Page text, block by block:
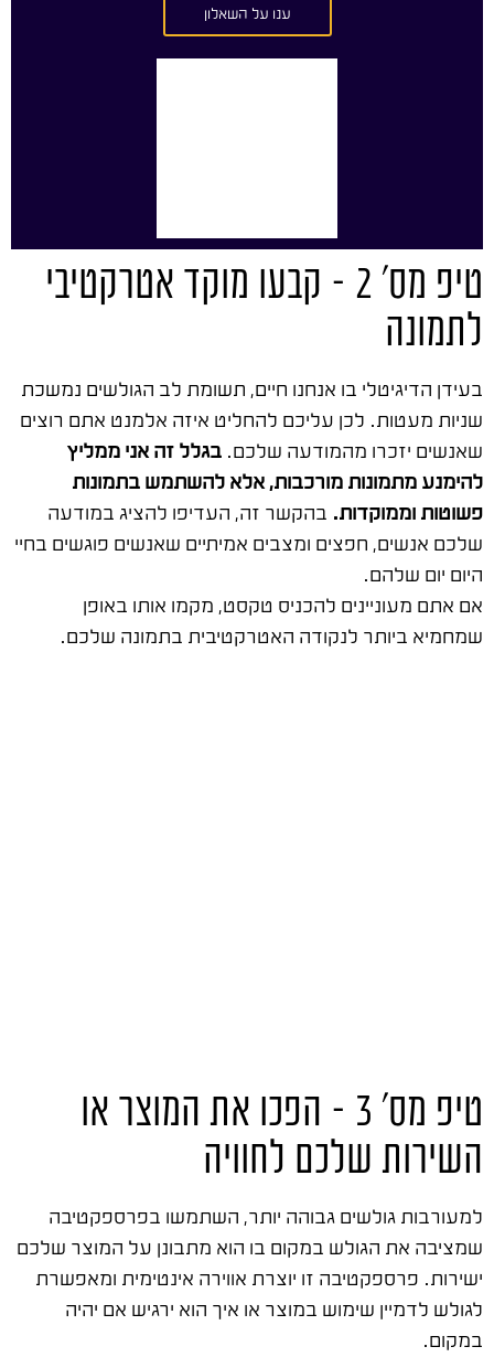
ענו על השאלון
טיפ מס' 2 – קבעו מוקד אטרקטיבי
לתמונה
בעידן הדיגיטלי בו אנחנו חיים, תשומת לב הגולשים נמשכת
שניות מעטות. לכן עליכם להחליט איזה אלמנט אתם רוצים
שאנשים יזכרו מהמודעה שלכם. בגלל זה אני ממליץ
להימנע מתמונות מורכבות, אלא להשתמש בתמונות
פשוטות וממוקדות. בהקשר זה, העדיפו להציג במודעה
שלכם אנשים, חפצים ומצבים אמיתיים שאנשים פוגשים בחיי
היום יום שלהם.
אם אתם מעוניינים להכניס טקסט, מקמו אותו באופן
שמחמיא ביותר לנקודה האטרקטיבית בתמונה שלכם.
טיפ מס' 3 – הפכו את המוצר או
השירות שלכם לחוויה
למעורבות גולשים גבוהה יותר, השתמשו בפרספקטיבה
שמציבה את הגולש במקום בו הוא מתבונן על המוצר שלכם
ישירות. פרספקטיבה זו יוצרת אווירה אינטימית ומאפשרת
לגולש לדמיין שימוש במוצר או איך הוא ירגיש אם יהיה
במקום.